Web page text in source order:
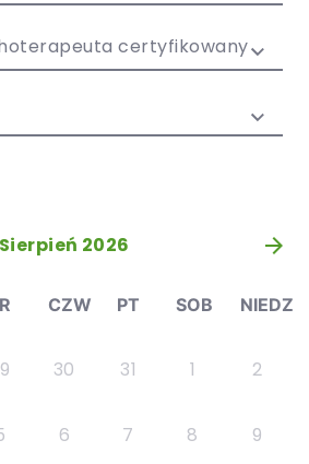
dla dzieci i
młodzieży
certyfikowany
Sierpień 2026 »
CZW PT SOB NIEDZ
30 31 1 2
6 7 8 9